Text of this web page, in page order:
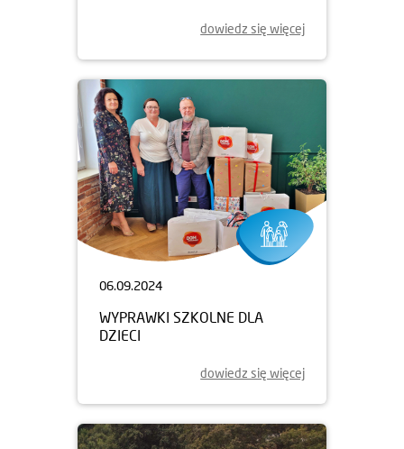
dowiedz się więcej
06.09.2024
WYPRAWKI SZKOLNE DLA
DZIECI
dowiedz się więcej